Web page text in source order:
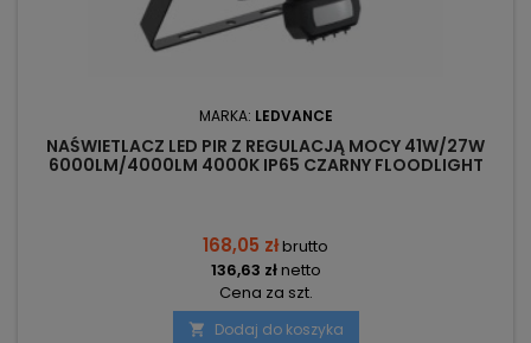
MARKA: LEDVANCE
NAŚWIETLACZ LED PIR Z REGULACJĄ MOCY 41W/27W
6000LM/4000LM 4000K IP65 CZARNY FLOODLIGHT
168,05 złbrutto
136,63 złnetto
Cena za szt.
 Dodaj do koszyka